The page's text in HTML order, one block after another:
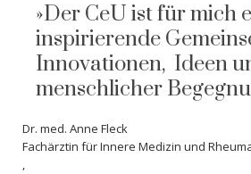
»Der CeU ist für mich
inspirierende
Innovationen, Ideen
menschlicher
Dr. med. Anne Fleck
Fachärztin für Innere Medizin und
,